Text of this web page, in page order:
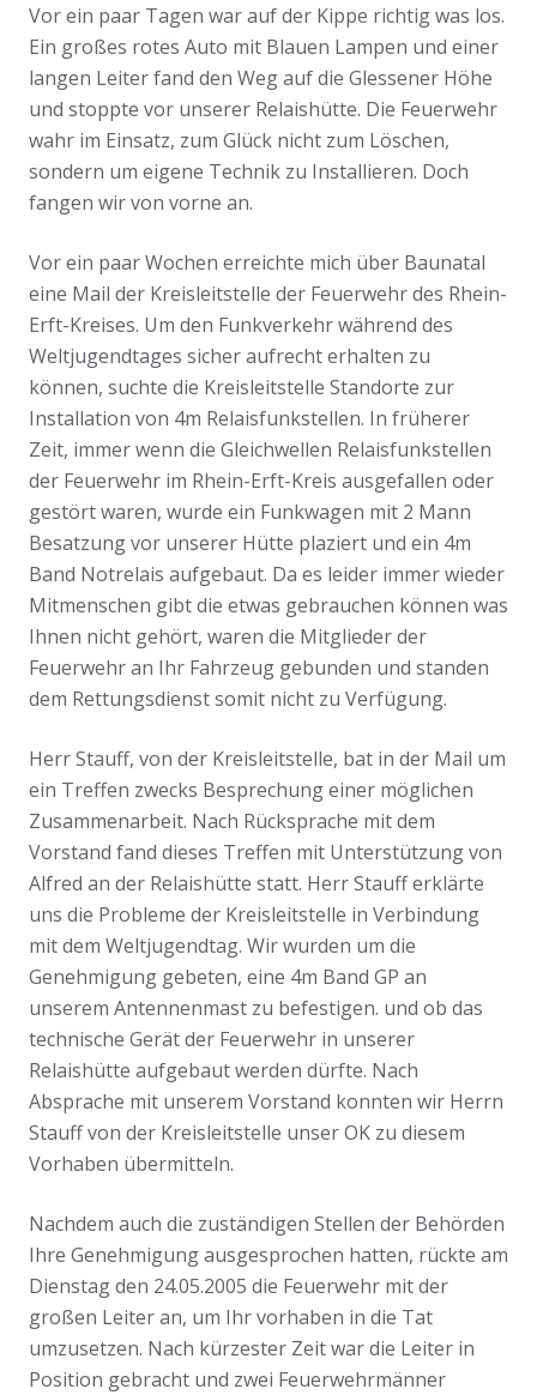
Vor ein paar Tagen war auf der Kippe richtig was los.
Ein großes rotes Auto mit Blauen Lampen und einer
langen Leiter fand den Weg auf die Glessener Höhe
und stoppte vor unserer Relaishütte. Die Feuerwehr
wahr im Einsatz, zum Glück nicht zum Löschen,
sondern um eigene Technik zu Installieren. Doch
fangen wir von vorne an.
Vor ein paar Wochen erreichte mich über Baunatal
eine Mail der Kreisleitstelle der Feuerwehr des Rhein-
Erft-Kreises. Um den Funkverkehr während des
Weltjugendtages sicher aufrecht erhalten zu
können, suchte die Kreisleitstelle Standorte zur
Installation von 4m Relaisfunkstellen. In früherer
Zeit, immer wenn die Gleichwellen Relaisfunkstellen
der Feuerwehr im Rhein-Erft-Kreis ausgefallen oder
gestört waren, wurde ein Funkwagen mit 2 Mann
Besatzung vor unserer Hütte plaziert und ein 4m
Band Notrelais aufgebaut. Da es leider immer wieder
Mitmenschen gibt die etwas gebrauchen können was
Ihnen nicht gehört, waren die Mitglieder der
Feuerwehr an Ihr Fahrzeug gebunden und standen
dem Rettungsdienst somit nicht zu Verfügung.
Herr Stauff, von der Kreisleitstelle, bat in der Mail um
ein Treffen zwecks Besprechung einer möglichen
Zusammenarbeit. Nach Rücksprache mit dem
Vorstand fand dieses Treffen mit Unterstützung von
Alfred an der Relaishütte statt. Herr Stauff erklärte
uns die Probleme der Kreisleitstelle in Verbindung
mit dem Weltjugendtag. Wir wurden um die
Genehmigung gebeten, eine 4m Band GP an
unserem Antennenmast zu befestigen. und ob das
technische Gerät der Feuerwehr in unserer
Relaishütte aufgebaut werden dürfte. Nach
Absprache mit unserem Vorstand konnten wir Herrn
Stauff von der Kreisleitstelle unser OK zu diesem
Vorhaben übermitteln.
Nachdem auch die zuständigen Stellen der Behörden
Ihre Genehmigung ausgesprochen hatten, rückte am
Dienstag den 24.05.2005 die Feuerwehr mit der
großen Leiter an, um Ihr vorhaben in die Tat
umzusetzen. Nach kürzester Zeit war die Leiter in
Position gebracht und zwei Feuerwehrmänner